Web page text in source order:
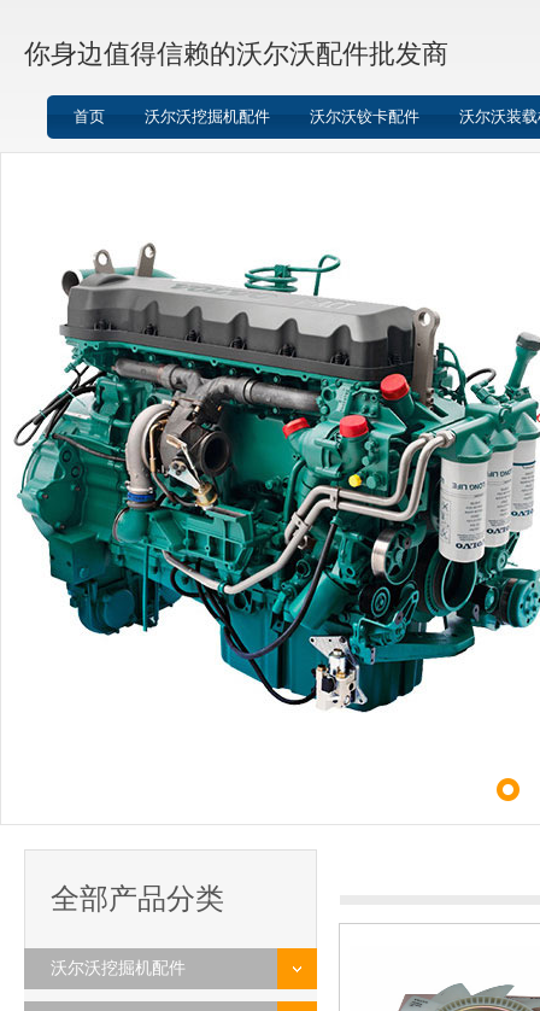
你身边值得信赖的沃尔沃配件批发商
首页 沃尔沃挖掘机配件 沃尔沃铰卡配件 沃尔沃装
全部产品分类
沃尔沃挖掘机配件